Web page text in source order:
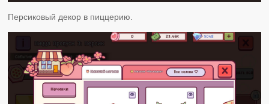
Персиковый декор в пиццерию.